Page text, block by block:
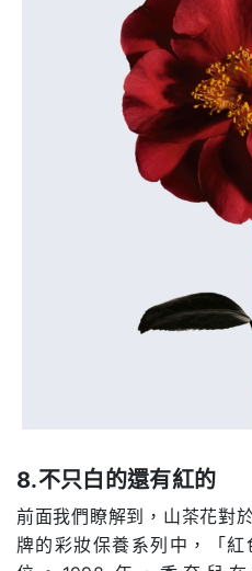
8.不只白的還有紅的
前面我們瞭解到，山茶花對
牌的彩妝保養系列中，「